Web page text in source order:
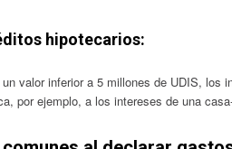
hipotecarios:
valor inferior a 5 millones de UDIS, los
por ejemplo, a los intereses de una